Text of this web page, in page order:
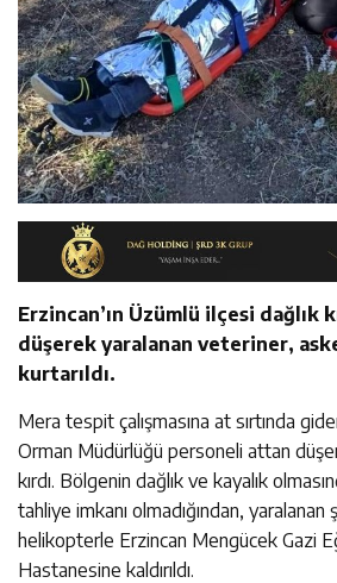
Erzincan’ın Üzümlü ilçesi dağlık
düşerek yaralanan veteriner,
kurtarıldı.
Mera tespit çalışmasına at sırtında
Orman Müdürlüğü personeli attan
kırdı. Bölgenin dağlık ve kayalık
tahliye imkanı olmadığından, yaralanan
helikopterle Erzincan Mengücek Gazi
Hastanesine kaldırıldı.